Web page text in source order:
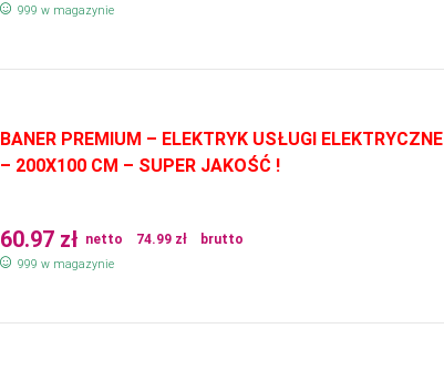
999 w magazynie
BANER PREMIUM – ELEKTRYK USŁUGI ELEKTRYCZNE
– 200X100 CM – SUPER JAKOŚĆ !
60.97 zł netto 74.99 zł brutto
999 w magazynie